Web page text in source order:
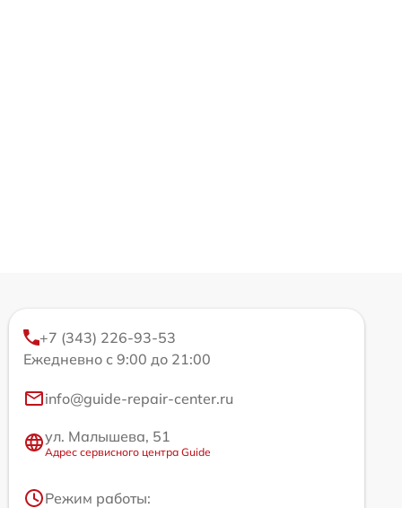
+7 (343) 226-93-53
Ежедневно с 9:00 до 21:00
info@guide-repair-center.ru
ул. Малышева, 51
Адрес сервисного центра Guide
Режим работы: